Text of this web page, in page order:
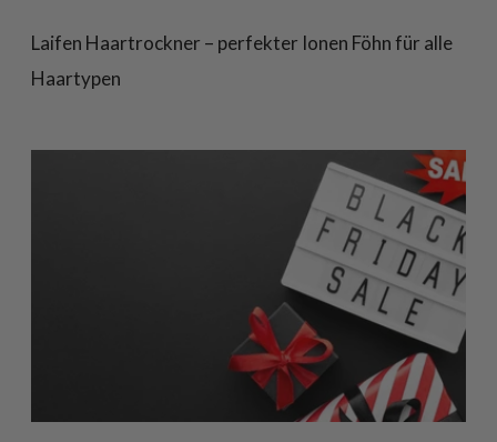
Laifen Haartrockner – perfekter Ionen Föhn für alle
Haartypen